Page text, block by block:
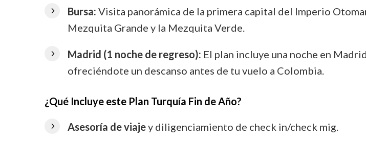
Bursa: Visita panorámica de la primera capital del Imperio
Mezquita Grande y la Mezquita Verde.
Madrid (1 noche de regreso): El plan incluye una noche en
ofreciéndote un descanso antes de tu vuelo a Colombia.
¿Qué Incluye este Plan Turquía Fin de Año?
Asesoría de viajey diligenciamiento de check in/check mig.